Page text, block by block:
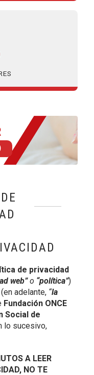
de privacidad
web”o “política”)
adelante, “la
Fundación ONCE
Social de
lo sucesivo,
A LEER
NO TE